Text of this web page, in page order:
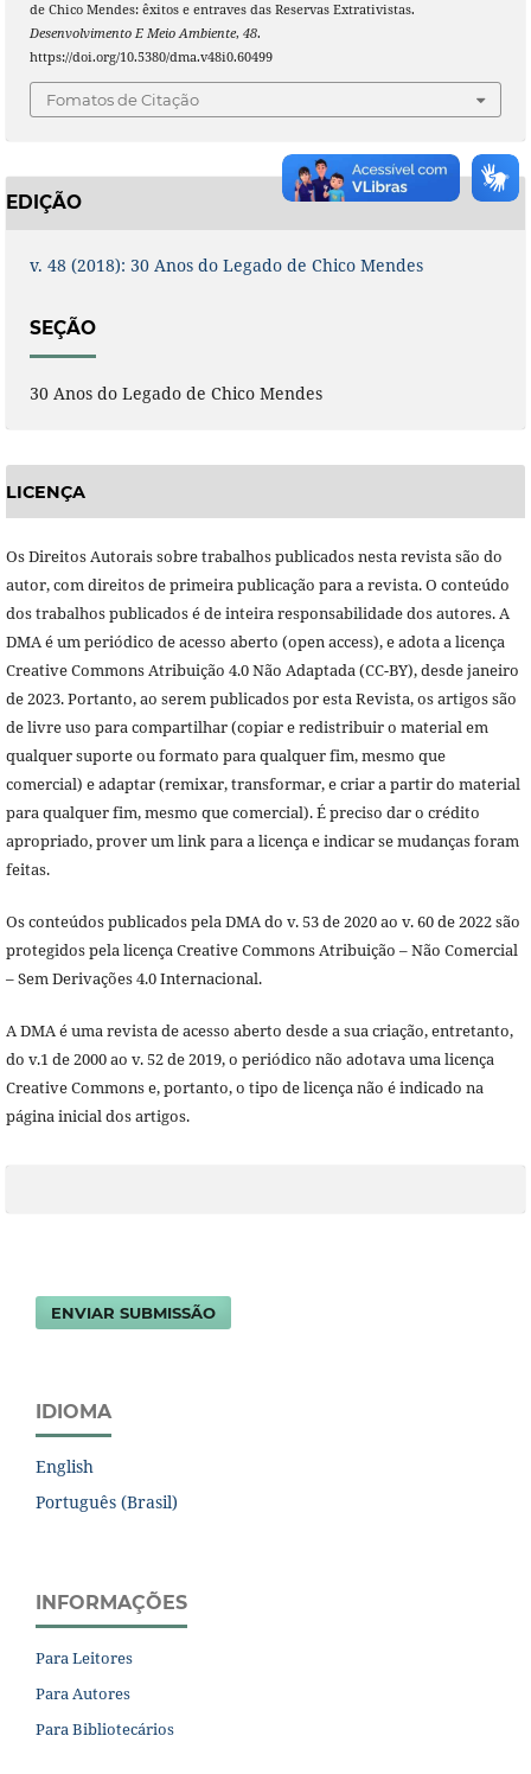
de Chico Mendes: êxitos e entraves das Reservas Extrativistas.
Desenvolvimento E Meio Ambiente, 48.
https://doi.org/10.5380/dma.v48i0.60499
Fomatos de Citação
EDIÇÃO
v. 48 (2018): 30 Anos do Legado de Chico Mendes
SEÇÃO
30 Anos do Legado de Chico Mendes
LICENÇA
Os Direitos Autorais sobre trabalhos publicados nesta revista são do
autor, com direitos de primeira publicação para a revista. O conteúdo
dos trabalhos publicados é de inteira responsabilidade dos autores. A
DMA é um periódico de acesso aberto (open access), e adota a licença
Creative Commons Atribuição 4.0 Não Adaptada (CC-BY), desde janeiro
de 2023. Portanto, ao serem publicados por esta Revista, os artigos são
de livre uso para compartilhar (copiar e redistribuir o material em
qualquer suporte ou formato para qualquer fim, mesmo que
comercial) e adaptar (remixar, transformar, e criar a partir do material
para qualquer fim, mesmo que comercial). É preciso dar o crédito
apropriado, prover um link para a licença e indicar se mudanças foram
feitas.
Os conteúdos publicados pela DMA do v. 53 de 2020 ao v. 60 de 2022 são
protegidos pela licença Creative Commons Atribuição – Não Comercial
– Sem Derivações 4.0 Internacional.
A DMA é uma revista de acesso aberto desde a sua criação, entretanto,
do v.1 de 2000 ao v. 52 de 2019, o periódico não adotava uma licença
Creative Commons e, portanto, o tipo de licença não é indicado na
página inicial dos artigos.
ENVIAR SUBMISSÃO
IDIOMA
English
Português (Brasil)
INFORMAÇÕES
Para Leitores
Para Autores
Para Bibliotecários